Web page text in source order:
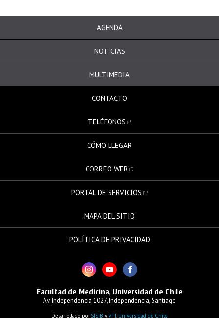
AGENDA
NOTICIAS
MULTIMEDIA
CONTACTO
TELÉFONOS
CÓMO LLEGAR
CORREO WEB
PORTAL DE SERVICIOS
MAPA DEL SITIO
POLÍTICA DE PRIVACIDAD
Facultad de Medicina, Universidad de Chile
Av. Independencia 1027, Independencia, Santiago
Desarrollado por SISIB y VTI, Universidad de Chile